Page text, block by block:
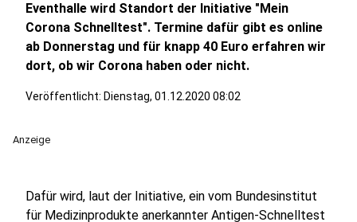
Eventhalle wird Standort der Initiative "Mein
Corona Schnelltest". Termine dafür gibt es online
ab Donnerstag und für knapp 40 Euro erfahren wir
dort, ob wir Corona haben oder nicht.
Veröffentlicht: Dienstag, 01.12.2020 08:02
Anzeige
Dafür wird, laut der Initiative, ein vom Bundesinstitut
für Medizinprodukte anerkannter Antigen-Schnelltest